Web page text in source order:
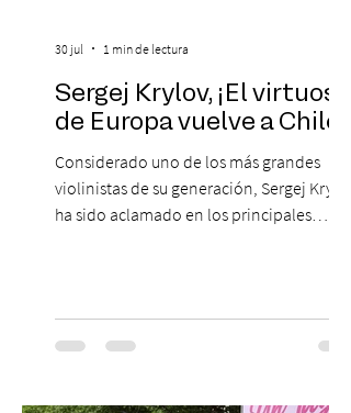
Sergej Krylov, ¡El virtuoso
de Europa vuelve a Chile!
Considerado uno de los más grandes
violinistas de su generación, Sergej Krylov
ha sido aclamado en los principales
escenario del Teatro CA660 para
protagonizar una velada extraordinaria
30 jul 1 min de lectura